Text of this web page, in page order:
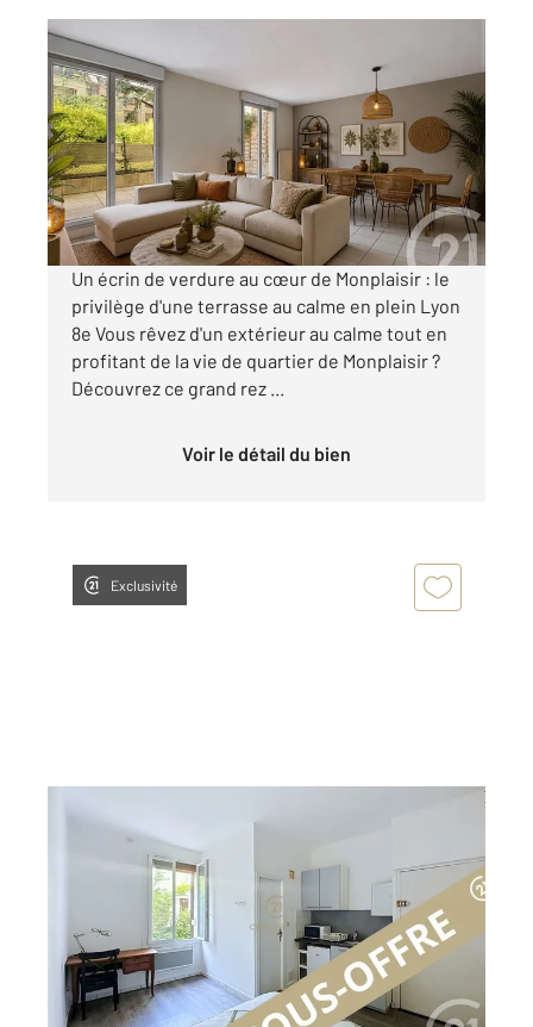
LYON 69008
49,04 m , 2 pièces
Ref : 2252
Appartement F2 à vendre
215 000 €
Visiter le site dédié
Un écrin de verdure au cœur de Monplaisir : le
privilège d'une terrasse au calme en plein Lyon
8e Vous rêvez d'un extérieur au calme tout en
profitant de la vie de quartier de Monplaisir ?
Découvrez ce grand rez ...
Voir le détail du bien
Exclusivité
, 1 pièce
Ref : 2238
Appartement Studio à vendre
110 000 €
Visiter le site dédié